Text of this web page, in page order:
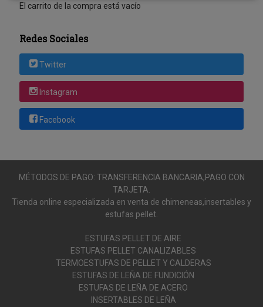
El carrito de la compra está vacío
Redes Sociales
Twitter
Instagram
Facebook
MÉTODOS DE PAGO: TRANSFERENCIA BANCARIA,PAGO CON
TARJETA.
Tienda online especializada en venta de chimeneas,insertables y
estufas pellet.
ESTUFAS PELLET DE AIRE
ESTUFAS PELLET CANALIZABLES
TERMOESTUFAS DE PELLET Y CALDERAS
ESTUFAS DE LEÑA DE FUNDICIÓN
ESTUFAS DE LEÑA DE ACERO
INSERTABLES DE LEÑA